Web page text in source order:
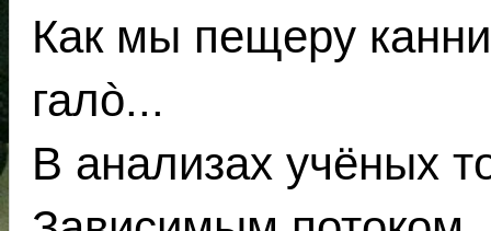
Как мы пещеру
галò...
В анализах учёных